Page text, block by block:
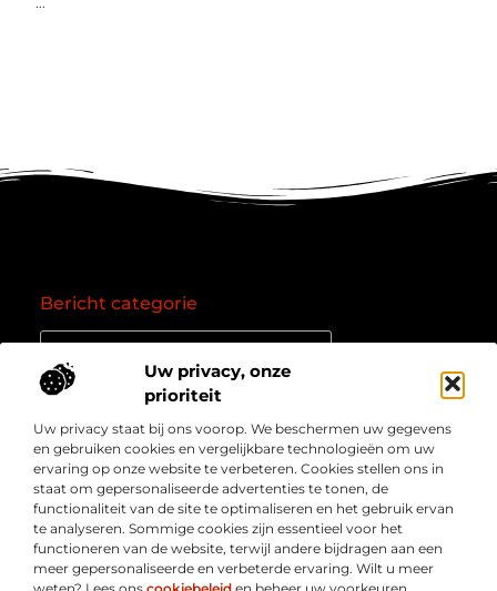
Uw privacy, onze
prioriteit
Uw privacy staat bij ons voorop. We beschermen uw gegevens
en gebruiken cookies en vergelijkbare technologieën om uw
ervaring op onze website te verbeteren. Cookies stellen ons in
staat om gepersonaliseerde advertenties te tonen, de
functionaliteit van de site te optimaliseren en het gebruik ervan
te analyseren. Sommige cookies zijn essentieel voor het
functioneren van de website, terwijl andere bijdragen aan een
meer gepersonaliseerde en verbeterde ervaring. Wilt u meer
Over
Bedrijf
” Jouw bron voor kennis, inzichten en inspiratie “
Laat je meenemen in diepgaande content, slimme tips
en waardevolle inzichten die je blik verruimen. Welkom
bij Webmasterpoint.nl – dé plek voor informatie die
inspireert en bijdraagt aan jouw online succes.
Onze informatie
Bericht categorie